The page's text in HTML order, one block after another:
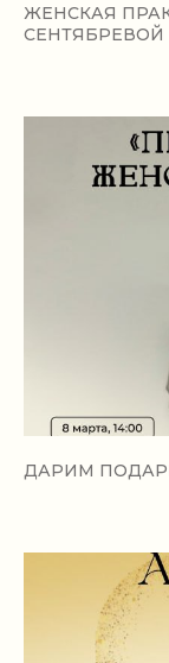
ЖЕНСКАЯ
СЕНТЯБРЕВОЙ
ДАРИМ